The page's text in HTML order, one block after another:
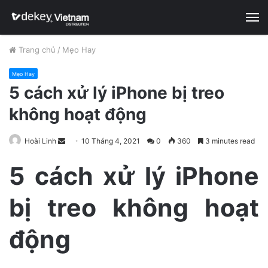
Trang chủ / Mẹo Hay
Mẹo Hay
5 cách xử lý iPhone bị treo
không hoạt động
Hoài Linh
n
d
n
m
a
10 Tháng 4, 2021 0 360 3 minutes read
5 cách xử lý iPhone
bị treo không hoạt
động